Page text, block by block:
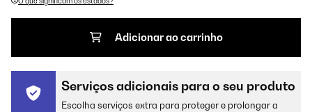
Adicionar ao carrinho
Serviços adicionais para o seu produto
Escolha serviços extra para proteger e prolongar a